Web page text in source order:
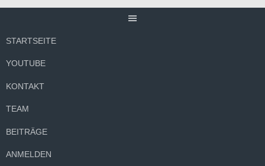
STARTSEITE
YOUTUBE
KONTAKT
TEAM
BEITRÄGE
ANMELDEN